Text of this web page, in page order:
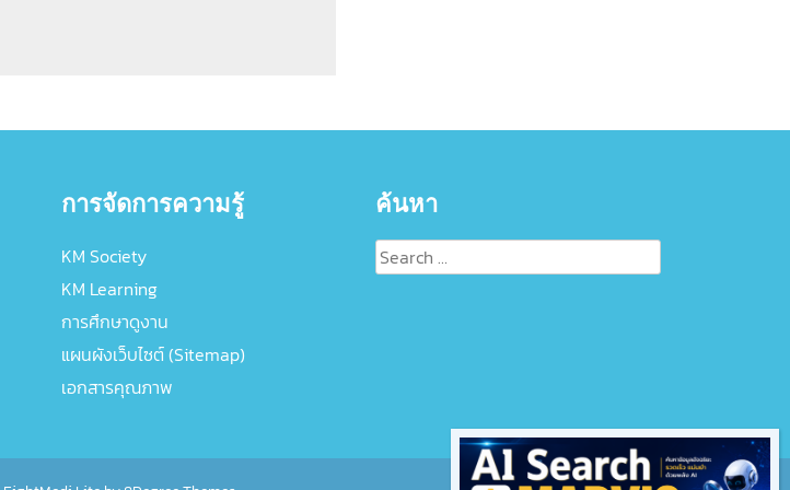
การจัดการความรู้
KM Society
KM Learning
การศึกษาดูงาน
แผนผังเว็บไซต์ (Sitemap)
เอกสารคุณภาพ
ค้นหา
Search
for: